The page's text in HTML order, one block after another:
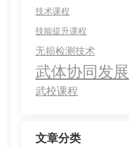
技术课程
技能提升课程
无损检测技术
武体协同发展
武校课程
文章分类